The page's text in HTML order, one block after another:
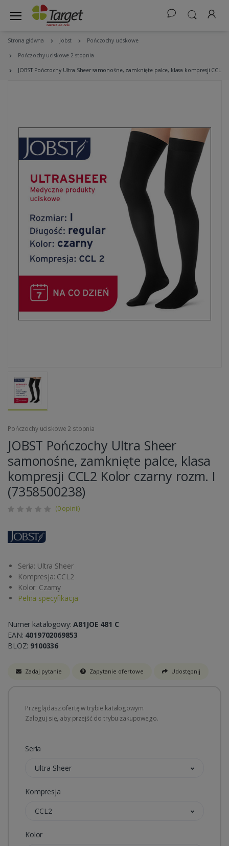
Strona główna Jobst Pończochy uciskowe
Pończochy uciskowe 2 stopnia
JOBST Pończochy Ultra Sheer samonośne, zamknięte palce, klasa kompresji CCL2
Pończochy uciskowe 2 stopnia
JOBST Pończochy Ultra Sheer
samonośne, zamknięte palce, klasa
kompresji CCL2 Kolor czarny rozm. I
(7358500238)
(0 opinii)
Seria: Ultra Sheer
Kompresja: CCL2
Kolor: Czarny
Pełna specyfikacja
Numer katalogowy:A81JOE 481 C
EAN: 4019702069853
BLOZ: 9100336
Zadaj pytanie Zapytanie ofertowe Udostępnij
Przeglądasz ofertę w trybie katalogowym.
Zaloguj się, aby przejść do trybu zakupowego.
Seria
Ultra Sheer
Kompresja
CCL2
Kolor